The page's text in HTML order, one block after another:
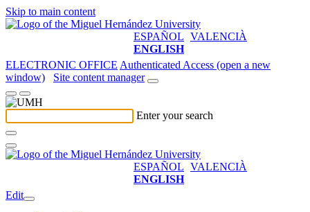
Skip to main content
ESPAÑOL VALENCIÀ
ENGLISH
ELECTRONIC OFFICE Authenticated Access (open a new
window)
Site content manager
Enter your search
ESPAÑOL VALENCIÀ
ENGLISH
Edit